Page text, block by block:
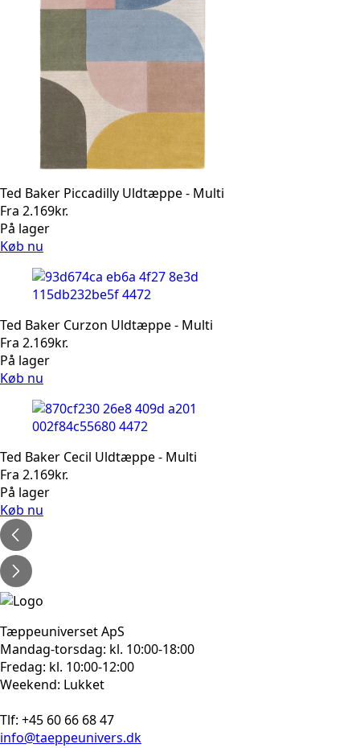
Ted Baker Piccadilly Uldtæppe - Multi
Fra 2.169kr.
På lager
Køb nu
Ted Baker Curzon Uldtæppe - Multi
Fra 2.169kr.
På lager
Køb nu
Ted Baker Cecil Uldtæppe - Multi
Fra 2.169kr.
På lager
Køb nu
Tæppeuniverset ApS
Mandag-torsdag: kl. 10:00-18:00
Fredag: kl. 10:00-12:00
Weekend: Lukket
Tlf: +45 60 66 68 47
info@taeppeunivers.dk